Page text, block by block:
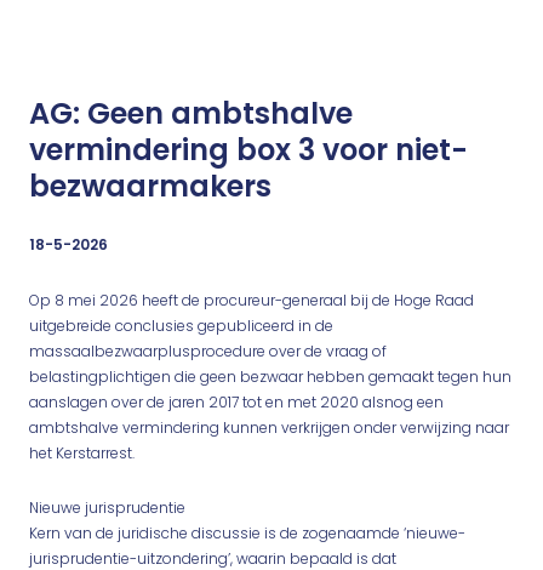
AG: Geen ambtshalve
vermindering box 3 voor niet-
bezwaarmakers
18-5-2026
Op 8 mei 2026 heeft de procureur-generaal bij de Hoge Raad
uitgebreide conclusies gepubliceerd in de
massaalbezwaarplusprocedure over de vraag of
belastingplichtigen die geen bezwaar hebben gemaakt tegen hun
aanslagen over de jaren 2017 tot en met 2020 alsnog een
ambtshalve vermindering kunnen verkrijgen onder verwijzing naar
het Kerstarrest.
Nieuwe jurisprudentie
Kern van de juridische discussie is de zogenaamde ‘nieuwe-
jurisprudentie-uitzondering’, waarin bepaald is dat